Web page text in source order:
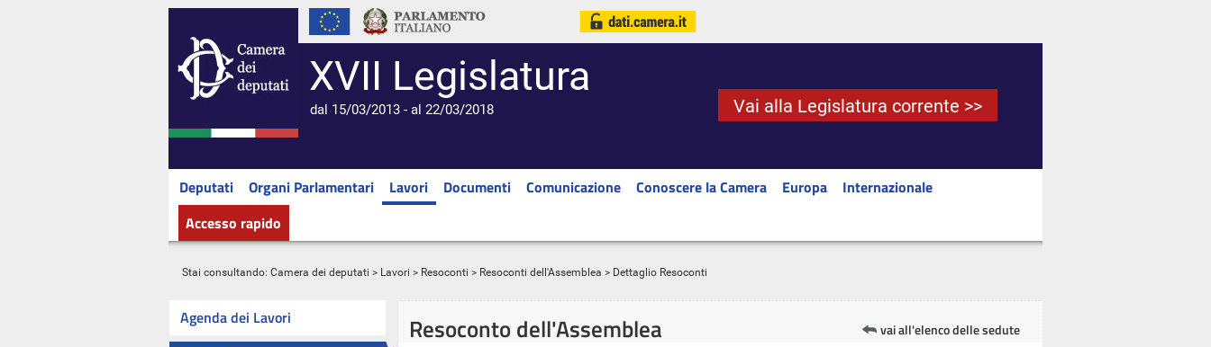
XVII Legislatura
dal 15/03/2013 - al 22/03/2018 Vai alla Legislatura corrente >>
Deputati Organi Parlamentari Lavori Documenti Comunicazione Conoscere la Camera Europa
Internazionale
Accesso rapido
Stai consultando: Camera dei deputati > Lavori > Resoconti > Resoconti dell'Assemblea > Dettaglio Resoconti
Agenda dei Lavori
Resoconto dell'Assemblea vai all'elenco delle sedute